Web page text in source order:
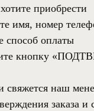
приобрести
имя, номер
способ оплаты
кнопку
свяжется наш
заказа и